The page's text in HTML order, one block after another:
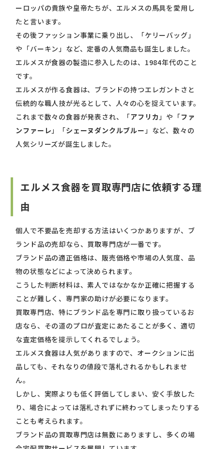
ーロッパの貴族や皇帝たちが、エルメスの馬具を愛用し
たと言います。
その後ファッション事業に乗り出し、「ケリーバッグ」
や「バーキン」など、定番の人気商品も誕生しました。
エルメスが食器の製造に参入したのは、1984年代のこと
です。
エルメスが作る食器は、ブランドの持つエレガントさと
伝統的な職人技が光るとして、人々の心を捉えています。
これまで数々の食器が発表され、「アフリカ」や「ファ
ンファーレ」「シェーヌダンクルブルー」など、数々の
人気シリーズが誕生しました。
エルメス食器を買取専門店に依頼する理
由
個人で不要品を売却する方法はいくつかありますが、ブ
ランド品の売却なら、買取専門店が一番です。
ブランド品の適正価格は、販売価格や市場の人気度、品
物の状態などによって決められます。
こうした判断材料は、素人ではなかなか正確に把握する
ことが難しく、専門家の助けが必要になります。
買取専門店、特にブランド品を専門に取り扱っているお
店なら、その道のプロが査定にあたることが多く、適切
な査定価格を提示してくれるでしょう。
エルメス食器は人気がありますので、オークションに出
品しても、それなりの値段で落札されるかもしれませ
ん。
しかし、実際よりも低く評価してしまい、安く手放した
り、場合によっては落札されずに終わってしまったりする
ことも考えられます。
ブランド品の買取専門店は無数にありますし、多くの場